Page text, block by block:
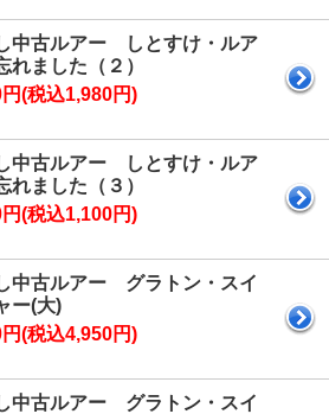
中古ルアー しとすけ・ルア
れました（２）
(税込1,980円)
中古ルアー しとすけ・ルア
れました（３）
(税込1,100円)
中古ルアー グラトン・スイ
ー(大)
(税込4,950円)
中古ルアー グラトン・スイ